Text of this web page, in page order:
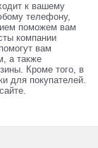
к вашему
телефону,
поможем вам
компании
вам
а также
Кроме того, в
для покупателей.